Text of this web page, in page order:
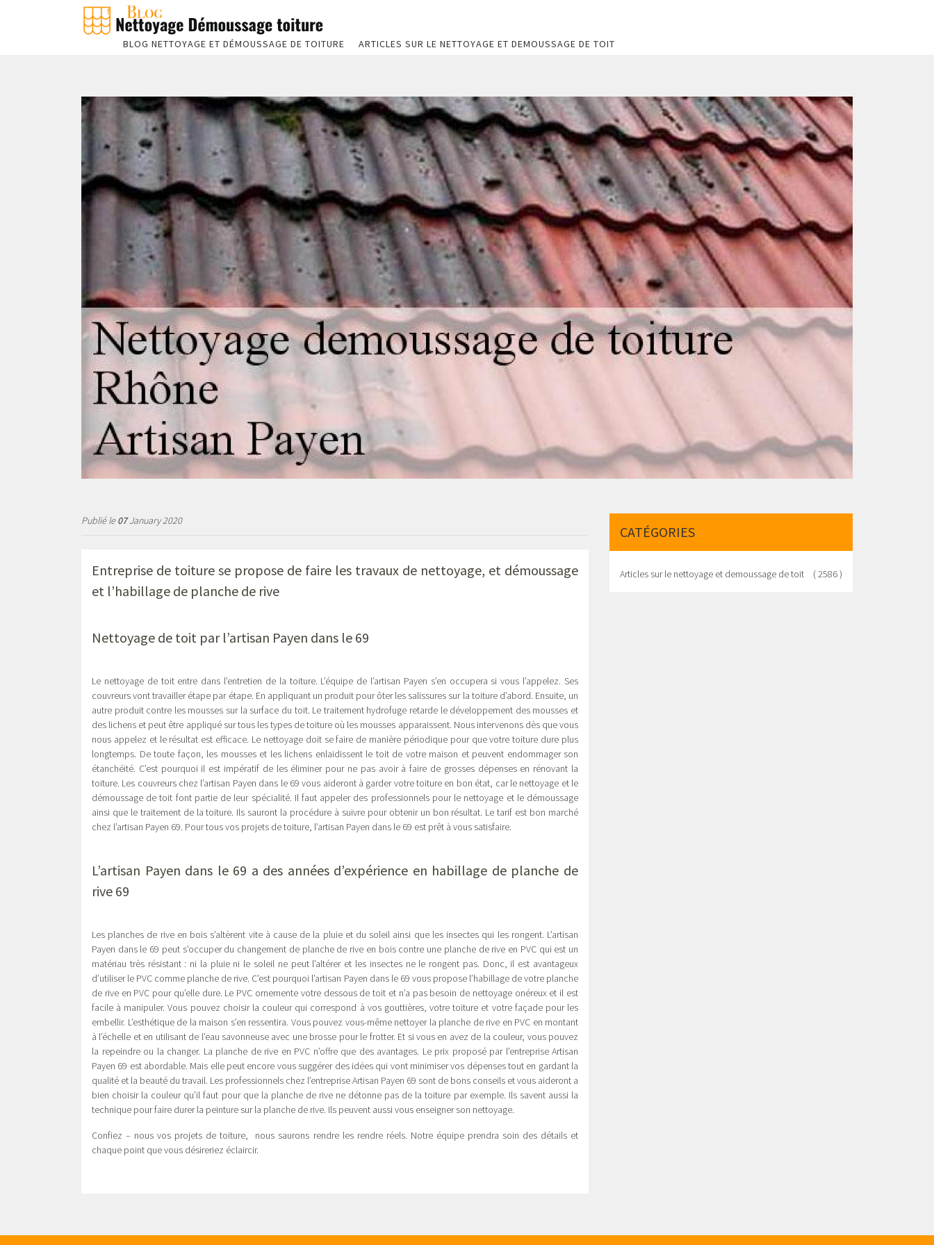
BLOG NETTOYAGE ET DÉMOUSSAGE DE TOITURE ARTICLES SUR LE NETTOYAGE ET DEMOUSSAGE DE TOIT
Publié le07January 2020
Entreprise de toiture se propose de faire les travaux de nettoyage, et démoussage
et l’habillage de planche de rive
Nettoyage de toit par l’artisan Payen dans le 69
Le nettoyage de toit entre dans l’entretien de la toiture. L’équipe de l’artisan Payen s’en occupera si vous l’appelez. Ses
couvreurs vont travailler étape par étape. En appliquant un produit pour ôter les salissures sur la toiture d’abord. Ensuite, un
autre produit contre les mousses sur la surface du toit. Le traitement hydrofuge retarde le développement des mousses et
des lichens et peut être appliqué sur tous les types de toiture où les mousses apparaissent. Nous intervenons dès que vous
nous appelez et le résultat est efficace. Le nettoyage doit se faire de manière périodique pour que votre toiture dure plus
longtemps. De toute façon, les mousses et les lichens enlaidissent le toit de votre maison et peuvent endommager son
étanchéité. C’est pourquoi il est impératif de les éliminer pour ne pas avoir à faire de grosses dépenses en rénovant la
toiture. Les couvreurs chez l’artisan Payen dans le 69 vous aideront à garder votre toiture en bon état, car le nettoyage et le
démoussage de toit font partie de leur spécialité. Il faut appeler des professionnels pour le nettoyage et le démoussage
ainsi que le traitement de la toiture. Ils sauront la procédure à suivre pour obtenir un bon résultat. Le tarif est bon marché
chez l’artisan Payen 69. Pour tous vos projets de toiture, l’artisan Payen dans le 69 est prêt à vous satisfaire.
L’artisan Payen dans le 69 a des années d’expérience en habillage de planche de
rive 69
Les planches de rive en bois s’altèrent vite à cause de la pluie et du soleil ainsi que les insectes qui les rongent. L’artisan
Payen dans le 69 peut s’occuper du changement de planche de rive en bois contre une planche de rive en PVC qui est un
matériau très résistant : ni la pluie ni le soleil ne peut l’altérer et les insectes ne le rongent pas. Donc, il est avantageux
d’utiliser le PVC comme planche de rive. C’est pourquoi l’artisan Payen dans le 69 vous propose l’habillage de votre planche
de rive en PVC pour qu’elle dure. Le PVC ornemente votre dessous de toit et n’a pas besoin de nettoyage onéreux et il est
facile à manipuler. Vous pouvez choisir la couleur qui correspond à vos gouttières, votre toiture et votre façade pour les
embellir. L’esthétique de la maison s’en ressentira. Vous pouvez vous-même nettoyer la planche de rive en PVC en montant
à l’échelle et en utilisant de l’eau savonneuse avec une brosse pour le frotter. Et si vous en avez de la couleur, vous pouvez
la repeindre ou la changer. La planche de rive en PVC n’offre que des avantages. Le prix proposé par l’entreprise Artisan
Payen 69 est abordable. Mais elle peut encore vous suggérer des idées qui vont minimiser vos dépenses tout en gardant la
qualité et la beauté du travail. Les professionnels chez l’entreprise Artisan Payen 69 sont de bons conseils et vous aideront a
bien choisir la couleur qu’il faut pour que la planche de rive ne détonne pas de la toiture par exemple. Ils savent aussi la
technique pour faire durer la peinture sur la planche de rive. Ils peuvent aussi vous enseigner son nettoyage.
Confiez – nous vos projets de toiture, nous saurons rendre les rendre réels. Notre équipe prendra soin des détails et
chaque point que vous désireriez éclaircir.
CATÉGORIES
Articles sur le nettoyage et demoussage de toit ( 2586 )